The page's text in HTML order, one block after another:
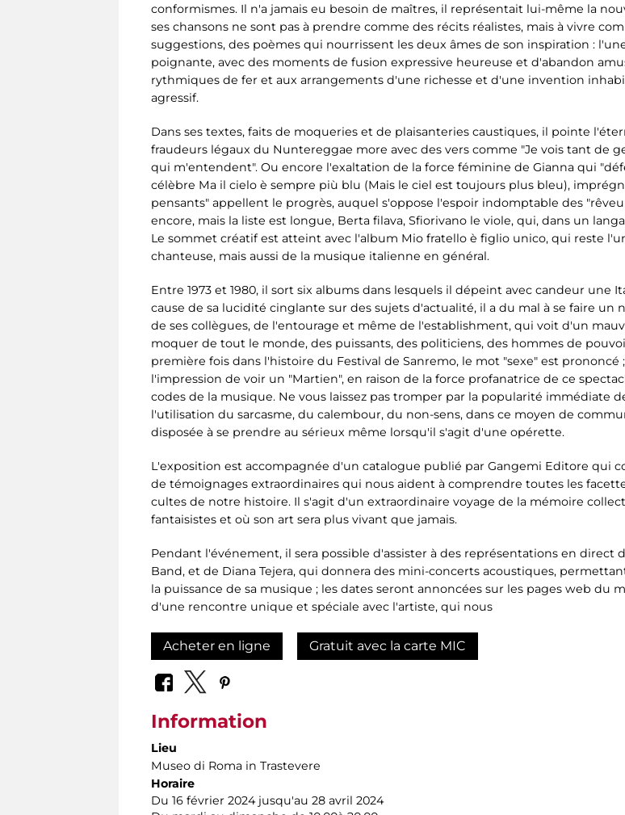
conformismes. Il n'a jamais eu besoin de maîtres, il représentait lui-même la
ses chansons ne sont pas à prendre comme des récits réalistes, mais à vivre
suggestions, des poèmes qui nourrissent les deux âmes de son inspiration :
poignante, avec des moments de fusion expressive heureuse et d'abandon
rythmiques de fer et aux arrangements d'une richesse et d'une invention
agressif.
Dans ses textes, faits de moqueries et de plaisanteries caustiques, il pointe
fraudeurs légaux du Nuntereggae more avec des vers comme "Je vois tant de
qui m'entendent". Ou encore l'exaltation de la force féminine de Gianna qui
célèbre Ma il cielo è sempre più blu (Mais le ciel est toujours plus bleu),
pensants" appellent le progrès, auquel s'oppose l'espoir indomptable des
encore, mais la liste est longue, Berta filava, Sfiorivano le viole, qui, dans un
Le sommet créatif est atteint avec l'album Mio fratello è figlio unico, qui reste
chanteuse, mais aussi de la musique italienne en général.
Entre 1973 et 1980, il sort six albums dans lesquels il dépeint avec candeur une
cause de sa lucidité cinglante sur des sujets d'actualité, il a du mal à se faire
de ses collègues, de l'entourage et même de l'establishment, qui voit d'un
moquer de tout le monde, des puissants, des politiciens, des hommes de
première fois dans l'histoire du Festival de Sanremo, le mot "sexe" est
l'impression de voir un "Martien", en raison de la force profanatrice de ce
codes de la musique. Ne vous laissez pas tromper par la popularité immédiate
l'utilisation du sarcasme, du calembour, du non-sens, dans ce moyen de
disposée à se prendre au sérieux même lorsqu'il s'agit d'une opérette.
L'exposition est accompagnée d'un catalogue publié par Gangemi Editore qui
de témoignages extraordinaires qui nous aident à comprendre toutes les
cultes de notre histoire. Il s'agit d'un extraordinaire voyage de la mémoire
fantaisistes et où son art sera plus vivant que jamais.
Pendant l'événement, il sera possible d'assister à des représentations en direct
Band, et de Diana Tejera, qui donnera des mini-concerts acoustiques,
la puissance de sa musique ; les dates seront annoncées sur les pages web
d'une rencontre unique et spéciale avec l'artiste, qui nous
Acheter en ligne Gratuit avec la carte MIC
Information
Lieu
Museo di Roma in Trastevere
Horaire
Du 16 février 2024 jusqu'au 28 avril 2024